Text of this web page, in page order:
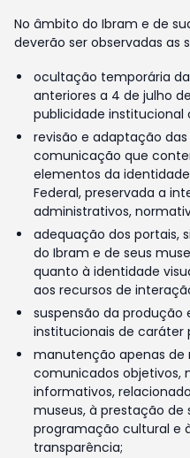
No âmbito do Ibram e de
deverão ser observadas as
ocultação temporária
anteriores a 4 de julho
publicidade institucional
revisão e adaptação
comunicação que
elementos da
Federal, preservada a
administrativos,
adequação dos portais,
do Ibram e de seus
quanto à identidade
aos recursos de
suspensão da
institucionais de caráter
manutenção apenas de
comunicados objetivos,
informativos,
museus, à prestação de
programação cultural e
transparência;